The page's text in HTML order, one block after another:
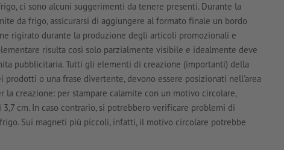
ci sono alcuni suggerimenti da tenere presenti. Durante la
da frigo, assicurarsi di aggiungere al formato finale un bordo
rigirato durante la produzione degli articoli promozionali e
risulta così solo parzialmente visibile e idealmente deve
pubblicitaria. Tutti gli elementi di creazione (importanti) della
o una frase divertente, devono essere posizionati nell'area
la creazione: per stampare calamite con un motivo circolare,
cm. In caso contrario, si potrebbero verificare problemi di
Sui magneti più piccoli, infatti, il motivo circolare potrebbe